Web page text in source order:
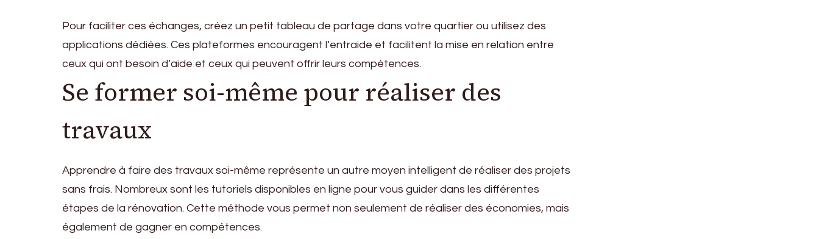
Pour faciliter ces échanges, créez un petit tableau de partage dans votre quartier ou utilisez des
applications dédiées. Ces plateformes encouragent l’entraide et facilitent la mise en relation entre
ceux qui ont besoin d’aide et ceux qui peuvent offrir leurs compétences.
Se former soi-même pour réaliser des
travaux
Apprendre à faire des travaux soi-même représente un autre moyen intelligent de réaliser des projets
sans frais. Nombreux sont les tutoriels disponibles en ligne pour vous guider dans les différentes
étapes de la rénovation. Cette méthode vous permet non seulement de réaliser des économies, mais
également de gagner en compétences.